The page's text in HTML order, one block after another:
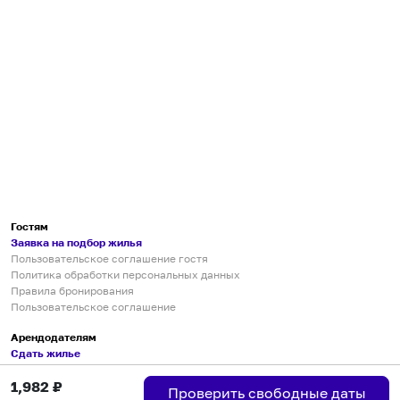
1,982 ₽ Проверить свободные даты
Гостям
Заявка на подбор жилья
Пользовательское соглашение гостя
Политика обработки персональных данных
Правила бронирования
Пользовательское соглашение
Арендодателям
Сдать жилье
Пользовательское соглашение
Правила публикации объявлений